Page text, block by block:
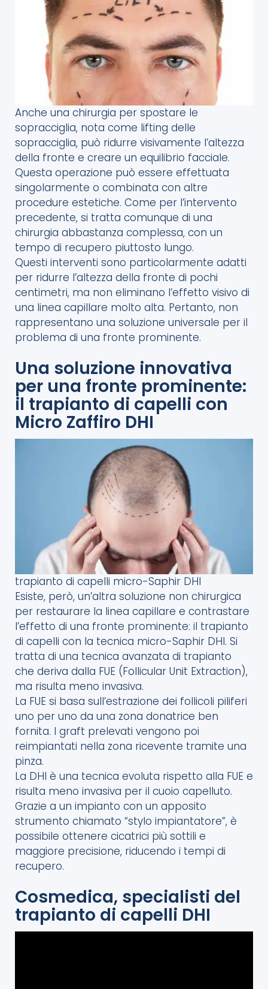
Anche una chirurgia per spostare le
sopracciglia, nota come lifting delle
sopracciglia, può ridurre visivamente l’altezza
della fronte e creare un equilibrio facciale.
Questa operazione può essere effettuata
singolarmente o combinata con altre
procedure estetiche. Come per l’intervento
precedente, si tratta comunque di una
chirurgia abbastanza complessa, con un
tempo di recupero piuttosto lungo.
Questi interventi sono particolarmente adatti
per ridurre l’altezza della fronte di pochi
centimetri, ma non eliminano l’effetto visivo di
una linea capillare molto alta. Pertanto, non
rappresentano una soluzione universale per il
problema di una fronte prominente.
Una soluzione innovativa
per una fronte prominente:
il trapianto di capelli con
Micro Zaffiro DHI
trapianto di capelli micro-Saphir DHI
Esiste, però, un’altra soluzione non chirurgica
per restaurare la linea capillare e contrastare
l’effetto di una fronte prominente: il trapianto
di capelli con la tecnica micro-Saphir DHI. Si
tratta di una tecnica avanzata di trapianto
che deriva dalla FUE (Follicular Unit Extraction),
ma risulta meno invasiva.
La FUE si basa sull’estrazione dei follicoli piliferi
uno per uno da una zona donatrice ben
fornita. I graft prelevati vengono poi
reimpiantati nella zona ricevente tramite una
pinza.
La DHI è una tecnica evoluta rispetto alla FUE e
risulta meno invasiva per il cuoio capelluto.
Grazie a un impianto con un apposito
strumento chiamato “stylo impiantatore”, è
possibile ottenere cicatrici più sottili e
maggiore precisione, riducendo i tempi di
recupero.
Cosmedica, specialisti del
trapianto di capelli DHI